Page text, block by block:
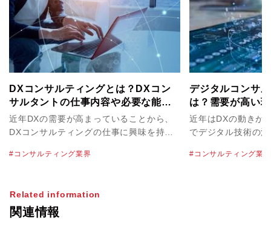
DXコンサルティングとは？DXコン
サルタントの仕事内容や必要な能力
を解説！
近年DXの需要が高まっていることから、
DXコンサルティングの仕事に興味を持っ
タントはDXの中核として幅広い役割を担
目指す際には、仕事内容や必要な能力を正
しく理解しておくことが大切でしょう。
コンサルティング業界
デジタルコンサ
は？需要が高い
要な能力につい
近年はDXの動きが
でデジタル技術の
「デジタルコンサ
コンサルティング業界
Related information
関連情報